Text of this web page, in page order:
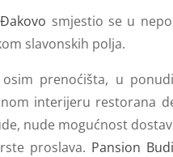
smjestio se u
slavonskih polja.
prenoćišta, u
interijeru restorana
nude mogućnost
proslava. Pansion